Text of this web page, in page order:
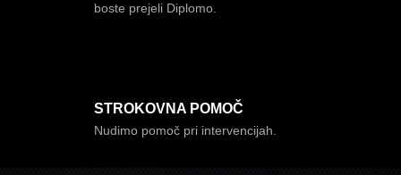
boste prejeli Diplomo.
STROKOVNA POMOČ
Nudimo pomoč pri intervencijah.